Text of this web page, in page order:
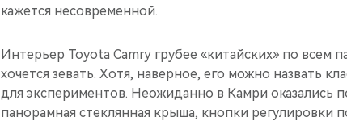
кажется несовременной.
Интерьер Toyota Camry грубее «китайских» по всем
хочется зевать. Хотя, наверное, его можно назвать
для экспериментов. Неожиданно в Камри оказались
панорамная стеклянная крыша, кнопки регулировки